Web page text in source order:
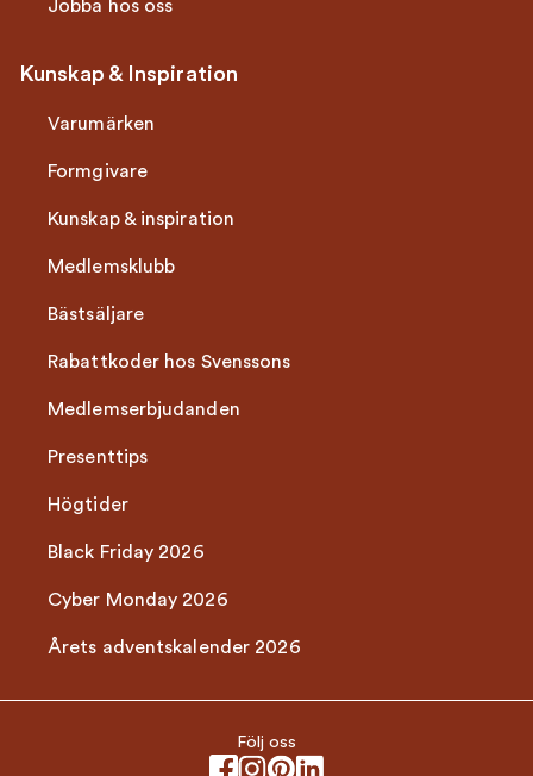
Jobba hos oss
Kunskap & Inspiration
Varumärken
Formgivare
Kunskap & inspiration
Medlemsklubb
Bästsäljare
Rabattkoder hos Svenssons
Medlemserbjudanden
Presenttips
Högtider
Black Friday 2026
Cyber Monday 2026
Årets adventskalender 2026
Följ oss